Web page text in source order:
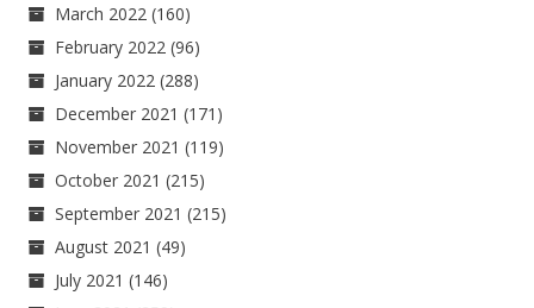
March 2022 (160)
February 2022 (96)
January 2022 (288)
December 2021 (171)
November 2021 (119)
October 2021 (215)
September 2021 (215)
August 2021 (49)
July 2021 (146)